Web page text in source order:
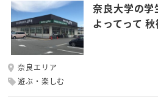
奈良大学の
よってって 秋
奈良エリア
遊ぶ・楽しむ